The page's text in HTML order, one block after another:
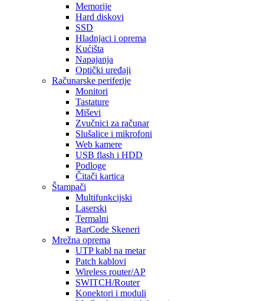
Memorije
Hard diskovi
SSD
Hladnjaci i oprema
Kućišta
Napajanja
Optički uređaji
Računarske periferije
Monitori
Tastature
Miševi
Zvučnici za računar
Slušalice i mikrofoni
Web kamere
USB flash i HDD
Podloge
Čitači kartica
Štampači
Multifunkcijski
Laserski
Termalni
BarCode Skeneri
Mrežna oprema
UTP kabl na metar
Patch kablovi
Wireless router/AP
SWITCH/Router
Konektori i moduli